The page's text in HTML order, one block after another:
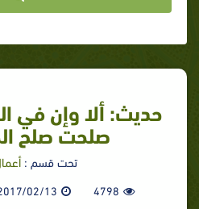
حديث: ألا وإن في
صلحت صلح
تحت قسم :
4798
02/13